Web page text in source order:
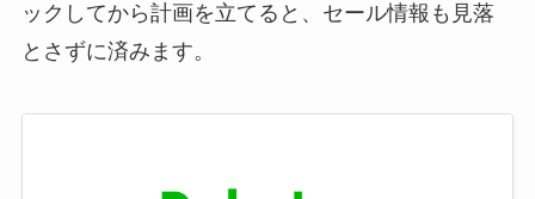
ックしてから計画を立てると、セール情報も見落
とさずに済みます。